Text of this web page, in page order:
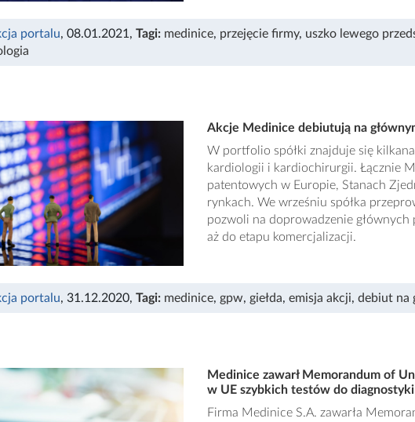
portalu, 08.01.2021 , Tagi: medinice, przejęcie firmy, uszko lewego
Akcje Medinice debiutują na
W portfolio spółki znajduje się
kardiologii i kardiochirurgii. Łącznie
patentowych w Europie, Stanach
rynkach. We wrześniu spółka
pozwoli na doprowadzenie
aż do etapu komercjalizacji.
portalu, 31.12.2020, Tagi: medinice, gpw, giełda, emisja akcji, debiut na
Medinice zawarł Memorandum of
w UE szybkich testów do
Firma Medinice S.A. zawarła